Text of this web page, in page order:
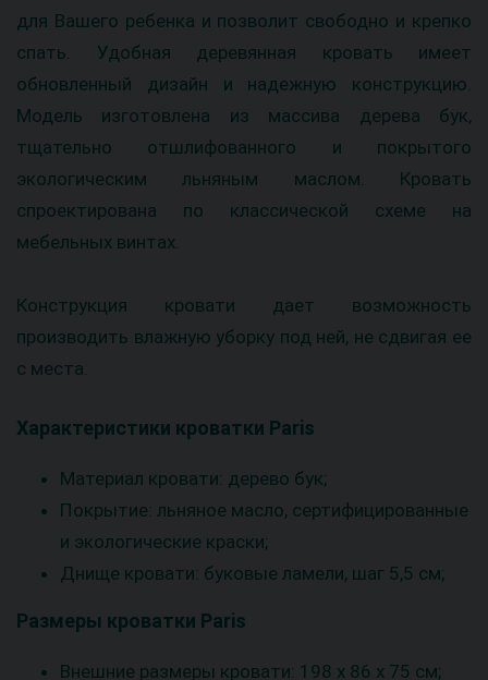
для Вашего ребенка и позволит свободно и крепко
спать. Удобная деревянная кровать имеет
обновленный дизайн и надежную конструкцию.
Модель изготовлена ​​из массива дерева бук,
тщательно отшлифованного и покрытого
экологическим льняным маслом. Кровать
спроектирована по классической схеме на
мебельных винтах.
Конструкция кровати дает возможность
производить влажную уборку под ней, не сдвигая ее
с места.
Характеристики кроватки Paris
Материал кровати: дерево бук;
Покрытие: льняное масло, сертифицированные
и экологические краски;
Днище кровати: буковые ламели, шаг 5,5 см;
Размеры кроватки Paris
Внешние размеры кровати: 198 x 86 x 75 см;